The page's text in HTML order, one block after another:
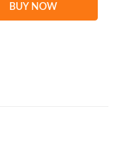
BUY NOW